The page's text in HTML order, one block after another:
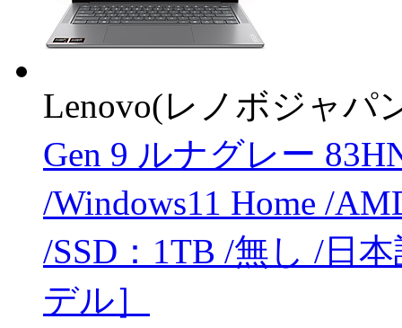
Lenovo(レノボジャパ
Gen 9 ルナグレー
/Windows11 Home /
/SSD：1TB /無し /日
デル］